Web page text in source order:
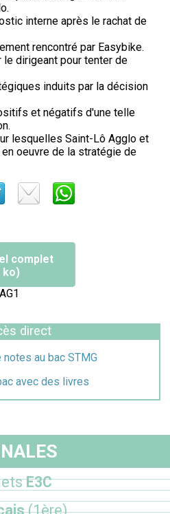
interne après le rachat de
rencontré par Easybike.
dirigeant pour tenter de
induits par la décision
et négatifs d'une telle
lesquelles Saint-Lô Agglo et
oeuvre de la stratégie de
complet
ko)
direct
au bac STMG
avec des livres
E3C
(1ère)